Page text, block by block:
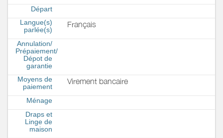
Départ
Langue(s)
parlée(s)
Français
Annulation/
Prépaiement/
Dépot de
garantie
Moyens de
paiement
Virement bancaire
Ménage
Draps et
Linge de
maison